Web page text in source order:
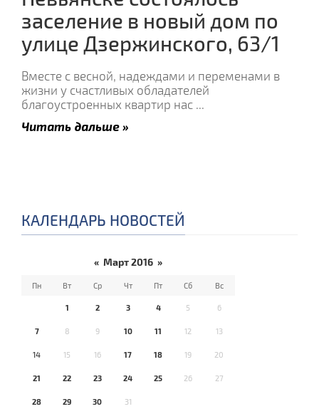
заселение в новый дом по
улице Дзержинского, 63/1
Вместе с весной, надеждами и переменами в
жизни у счастливых обладателей
благоустроенных квартир нас ...
Читать дальше »
КАЛЕНДАРЬ НОВОСТЕЙ
« Март 2016 »
Пн Вт Ср Чт Пт Сб Вс
1 2 3 4 5 6
7 8 9 10 11 12 13
14 15 16 17 18 19 20
21 22 23 24 25 26 27
28 29 30 31